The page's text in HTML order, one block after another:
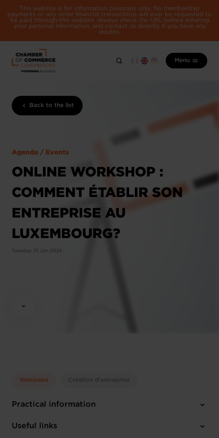
This website is for information purposes only. No membership
payments or any other financial transactions will ever be requested to
be paid through this website. Always check the URL before entering
your personal information, and contact us directly if you have any
doubts.
Menu
Back to the list
Agenda / Events
ONLINE WORKSHOP :
COMMENT ÉTABLIR SON
ENTREPRISE AU
LUXEMBOURG?
Tuesday 21 Jan 2025
Webinaire Création d'entreprise
Practical information
Tuesday 21 Jan 2025
Useful links